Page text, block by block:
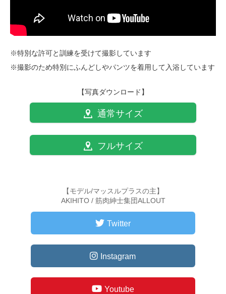
※特別な許可と訓練を受けて撮影しています
※撮影のため特別にふんどしやパンツを着用して入浴しています
【写真ダウンロード】
通常サイズ
フルサイズ
【モデル/マッスルプラスの主】
AKIHITO / 筋肉紳士集団ALLOUT
Twitter
Instagram
Youtube